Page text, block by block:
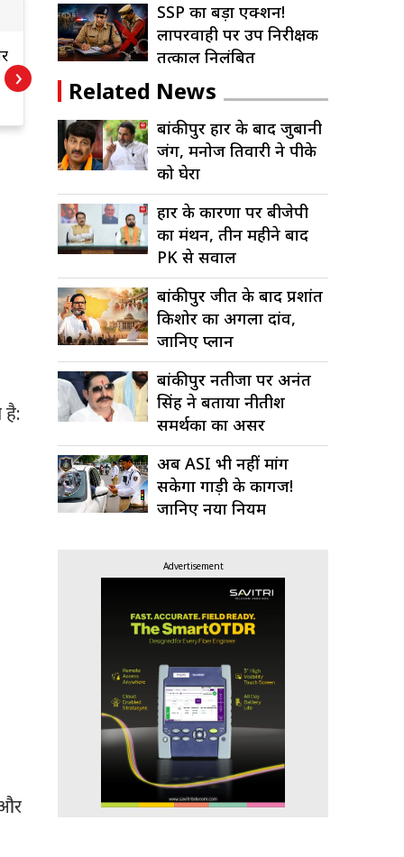
बांकीपुर रुझानों से
तेज प्रताप ने
भाजपा को घेरा
›
है:
SSP का बड़ा एक्शन!
लापरवाही पर उप निरीक्षक
तत्काल निलंबित
Related News
बांकीपुर हार के बाद जुबानी
जंग, मनोज तिवारी ने पीके
को घेरा
हार के कारणों पर बीजेपी
का मंथन, तीन महीने बाद
PK से सवाल
बांकीपुर जीत के बाद प्रशांत
किशोर का अगला दांव,
जानिए प्लान
बांकीपुर नतीजों पर अनंत
सिंह ने बताया नीतीश
समर्थकों का असर
अब ASI भी नहीं मांग
सकेगा गाड़ी के कागज!
जानिए नया नियम
Advertisement